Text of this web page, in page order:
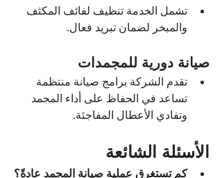
تشمل الخدمة تنظيف لفائف المكثف
والمبخر لضمان تبريد فعال.
صيانة دورية للمجمدات
تقدم الشركة برامج صيانة منتظمة
تساعد في الحفاظ على أداء المجمد
وتفادي الأعطال المفاجئة.
الأسئلة الشائعة
كم تستغرق عملية صيانة المجمد عادةً؟